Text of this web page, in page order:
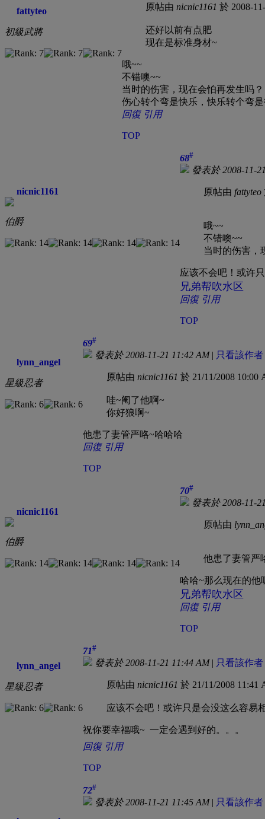
fattyteo
初級武將
原帖由 nicnic1161 於 2008-
还好以前有点肥
现在是标准身材~
哦~~
不错噢~~
当时的伤害，现在会怕再发生吗？
伤心转个弯是快乐，快乐转个弯
回復 引用
TOP
nicnic1161
伯爵
68#
發表於 2008-11-
原帖由 fattyteo
哦~~
不错噢~~
当时的伤害，
应该不会吧！或许
兄弟帮吹水区
回復 引用
TOP
lynn_angel
星級忍者
69#
發表於 2008-11-21 11:42 AM| 只看該作者
原帖由 nicnic1161 於 21/11/2008
哇~阉了他啊~
你好狼啊~
他患了妻管严咯~哈哈哈
回復 引用
TOP
nicnic1161
伯爵
70#
發表於 2008-11-
原帖由
他患了妻管严
哈哈~那么现在的他
兄弟帮吹水区
回復 引用
TOP
lynn_angel
星級忍者
71#
發表於 2008-11-21 11:44 AM| 只看該作者
原帖由 nicnic1161 於 21/11/2008
应该不会吧！或许只是会没这么容易
祝你要幸福哦~ 一定会遇到好的。。。
回復 引用
TOP
72#
發表於 2008-11-21 11:45 AM| 只看該作者